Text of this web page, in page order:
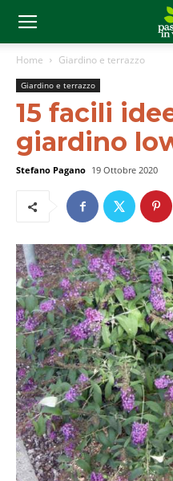
Home Giardino e terrazzo
Giardino e terrazzo
15 facili
giardino
Stefano Pagano 19 Ottobre 2020